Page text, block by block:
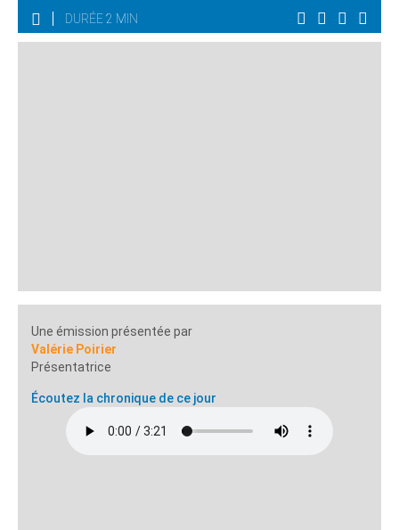
DURÉE 2 MIN
Une émission présentée par
Valérie Poirier
Présentatrice
Écoutez la chronique de ce jour